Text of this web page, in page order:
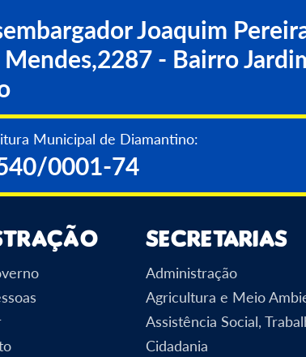
Joaquim
- Bairro
Municipal de Diamantino:
0001-74
Secretarias
Administração
Agricultura e Meio
Assistência Social,
Cidadania